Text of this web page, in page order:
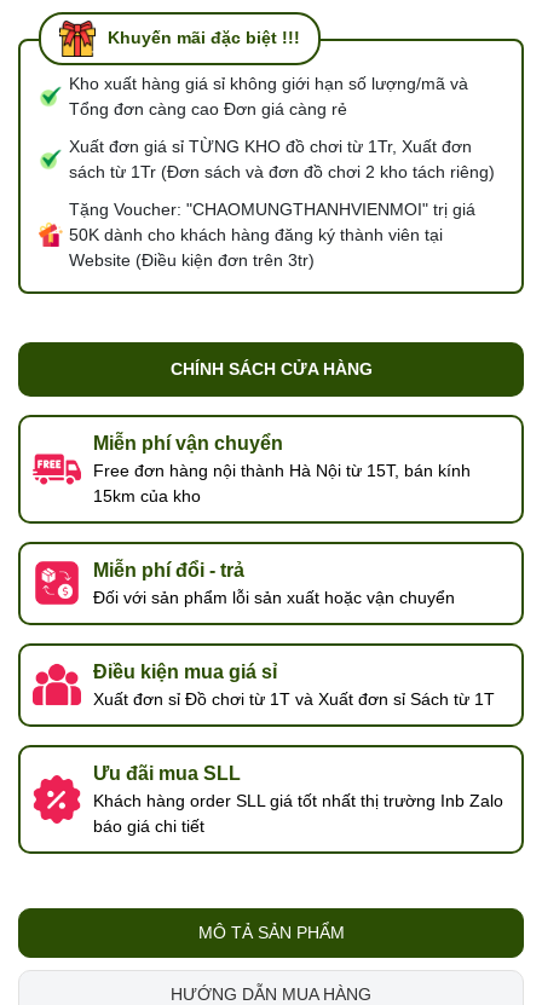
Khuyến mãi đặc biệt !!!
Kho xuất hàng giá sỉ không giới hạn số lượng/mã và
Tổng đơn càng cao Đơn giá càng rẻ
Xuất đơn giá sỉ TỪNG KHO đồ chơi từ 1Tr, Xuất đơn
sách từ 1Tr (Đơn sách và đơn đồ chơi 2 kho tách riêng)
Tặng Voucher: "CHAOMUNGTHANHVIENMOI" trị giá
50K dành cho khách hàng đăng ký thành viên tại
Website (Điều kiện đơn trên 3tr)
CHÍNH SÁCH CỬA HÀNG
Miễn phí vận chuyển
Free đơn hàng nội thành Hà Nội từ 15T, bán kính
15km của kho
Miễn phí đổi - trả
Đối với sản phẩm lỗi sản xuất hoặc vận chuyển
Điều kiện mua giá sỉ
Xuất đơn sỉ Đồ chơi từ 1T và Xuất đơn sỉ Sách từ 1T
Ưu đãi mua SLL
Khách hàng order SLL giá tốt nhất thị trường Inb Zalo
báo giá chi tiết
MÔ TẢ SẢN PHẨM
HƯỚNG DẪN MUA HÀNG